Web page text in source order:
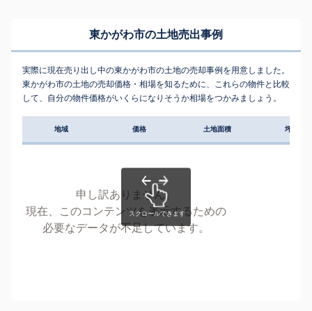
東かがわ市の土地売出事例
実際に現在売り出し中の東かがわ市の土地の売却事例を用意しました。
東かがわ市の土地の売却価格・相場を知るために、これらの物件と比較
して、自分の物件価格がいくらになりそうか相場をつかみましょう。
地域 価格 土地面積 坪単価
申し訳ありません。
現在、このコンテンツを表示するための
必要なデータが不足しています。